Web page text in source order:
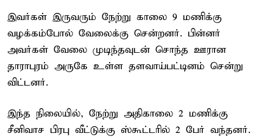
இவர்கள் இருவரும் நேற்று காலை 9 மணிக்கு
வழக்கம்போல் வேலைக்கு சென்றனர். பின்னர்
அவர்கள் வேலை முடிந்தவுடன் சொந்த ஊரான
தாராபுரம் அருகே உள்ள தளவாய்பட்டினம் சென்று
விட்டனர்.
இந்த நிலையில், நேற்று அதிகாலை 2 மணிக்கு
சீனிவாச பிரபு வீட்டுக்கு ஸ்கூட்டரில் 2 பேர் வந்தனர்.